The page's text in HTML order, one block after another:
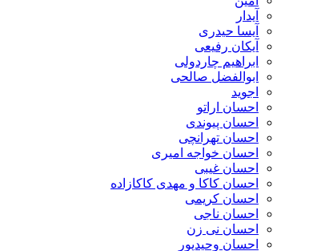
آیدار
آیسا حیدری
آیکان رفیعی
ابراهیم چاردولی
ابوالفضل صالحی
اجوید
احسان اراتو
احسان پیوندی
احسان تهرانچی
احسان خواجه امیری
احسان غیبی
احسان کاکا و مهدی کاکازاده
احسان کریمی
احسان ناجی
احسان نی زن
احسان وحیدپور